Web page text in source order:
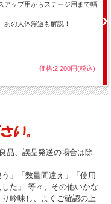
ップ用からステージ用まで幅
あの人体浮遊も解説！
価格:2,200円(税込)
品、誤品発送の場合は除
」「数量間違え」「使用
た」 等々、その他いかな
吟味し、よくご確認の上